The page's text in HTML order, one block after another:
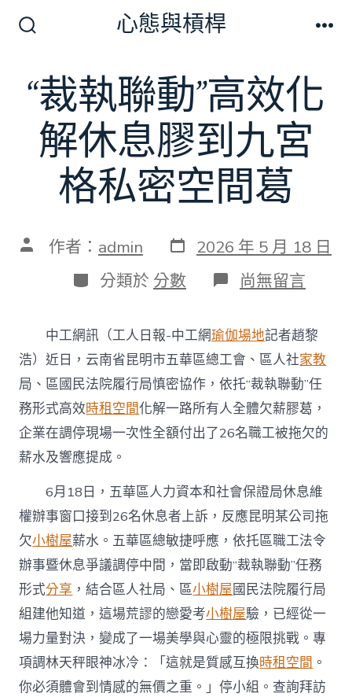
切
換
開
關
心態與槓桿
“裁執聯動”高效化
解休息膠到九宮
格私密空間葛
文 作者： admin 發
表
日
期
2026 年 5 月 18 日
分
類
分類於 分數 在
〈“裁
聯
動”
高
效
化
解
休
息
九
宮
格
私
密
空
間
葛〉
中
尚無留言
中工網訊（工人日報-中工網瑜伽場地記者趙黎
浩）近日，云南省昆明市五華區總工會、區人社家教
局、區國民法院履行局慎密協作，依托“裁執聯動”任
務形式高效時租空間化解一路所有人全體欠薪膠葛，
企業在調停現場一次性全額付出了26名職工被拖欠的
薪水及響應提成。
6月18日，五華區人力資本和社會保證局休息維
權辦事窗口接到26名休息者上訴，反應昆明某公司拖
欠小樹屋薪水。五華區總敏捷呼應，依托區職工法令
辦事暨休息爭議調停中間，當即啟動“裁執聯動”任務
形式分享 ，結合區人社局、區小樹屋國民法院履行局
組建他知道，這場荒謬的戀愛考小樹屋驗，已經從一
場力量對決，變成了一場美學與心靈的極限挑戰。專
項調林天秤眼神冰冷：「這就是質感互換時租空間 。
你必須體會到情感的無價之重。」停小組。查詢拜訪